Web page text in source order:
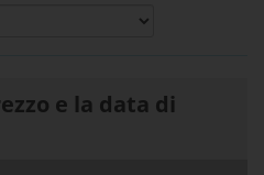
e la data di